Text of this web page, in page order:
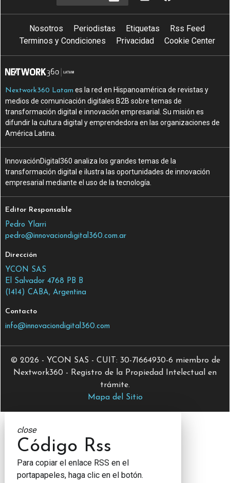
Nosotros Periodistas Etiquetas
Rss Feed
Terminos y Condiciones
Privacidad Cookie Center
Nextwork360 Latam es la red en Hispanoamérica de revistas y
medios de comunicación digitales B2B sobre temas de
transformación digital e innovación empresarial. Su misión es
difundir la cultura digital y emprendedora en las organizaciones de
América Latina.
InnovaciónDigital360 analiza los grandes temas de la
transformación digital e ilustra las oportunidades de innovación
empresarial mediante el uso de la tecnología.
Editor Responsable
Pedro Ylarri
pedro@innovaciondigital360.com.ar
Dirección
YCON SAS
El Salvador 4768 PB B
(1414) CABA, Argentina
Contacto
info@innovaciondigital360.com
© 2026 - YCON SAS - CUIT: 30-71664930-6 miembro de
Nextwork360 - Registro de la Propiedad Intelectual en
trámite.
Mapa del Sitio
close
Código Rss
Para copiar el enlace RSS en el
portapapeles, haga clic en el botón.